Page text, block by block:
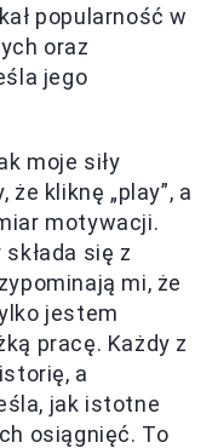
popularność w
oraz
jego
moje siły
kliknę „play”, a
motywacji.
się z
mi, że
jestem
pracę. Każdy z
a
jak istotne
osiągnięć. To